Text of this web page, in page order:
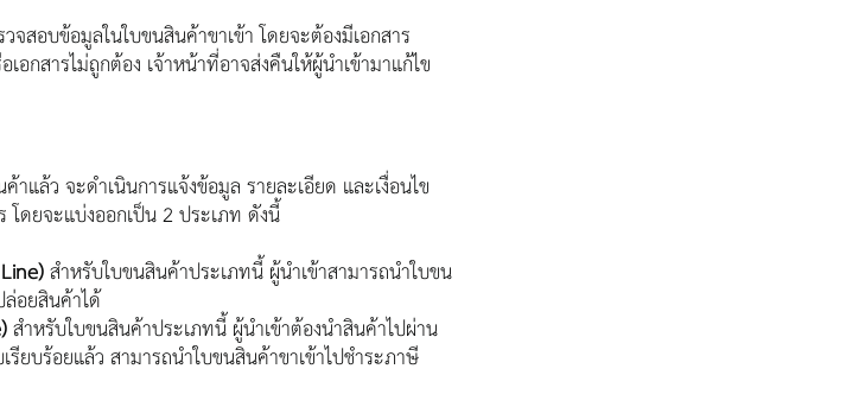
สอบข้อมูลในใบขนสินค้าขาเข้า โดยจะต้องมีเอกสาร
กสารไม่ถูกต้อง เจ้าหน้าที่อาจส่งคืนให้ผู้นำเข้ามาแก้ไข
แล้ว จะดำเนินการแจ้งข้อมูล รายละเอียด และเงื่อนไข
โดยจะแบ่งออกเป็น 2 ประเภท ดังนี้
สำหรับใบขนสินค้าประเภทนี้ ผู้นำเข้าสามารถนำใบขน
อยสินค้าได้
สำหรับใบขนสินค้าประเภทนี้ ผู้นำเข้าต้องนำสินค้าไปผ่าน
ยบร้อยแล้ว สามารถนำใบขนสินค้าขาเข้าไปชำระภาษี